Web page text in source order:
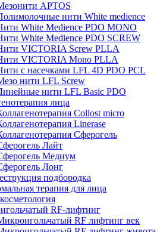
APTOS
нити White medience
White Medience PDO MONO
White Medience PDO SCREW
VICTORIA Screw PLLA
VICTORIA Mono PLLA
с насечками LFL 4D PDO PCL
нити LFL Screw
нити LFL Basic PDO
лица
Collost micro
Linerase
Сферогель
Лайт
Медиум
Лонг
подбородка
терапия для лица
RF-лифтинг
RF лифтинг век